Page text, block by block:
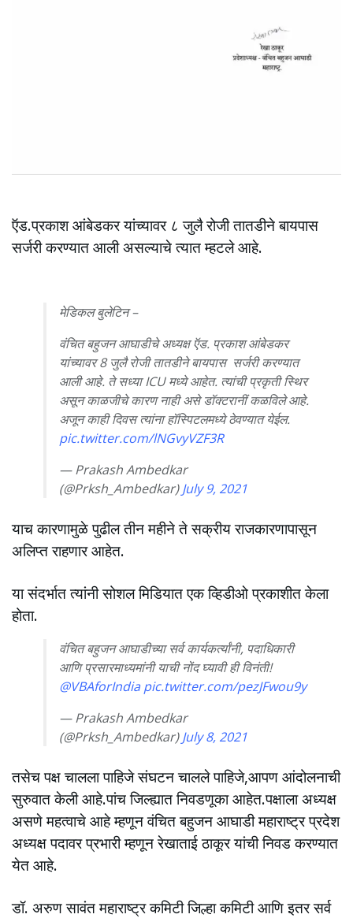
ऍड.प्रकाश आंबेडकर यांच्यावर ८ जुलै रोजी तातडीने बायपास
सर्जरी करण्यात आली असल्याचे त्यात म्हटले आहे.
मेडिकल बुलेटिन –
वंचित बहुजन आघाडीचे अध्यक्ष ऍड. प्रकाश आंबेडकर
यांच्यावर 8 जुलै रोजी तातडीने बायपास सर्जरी करण्यात
आली आहे. ते सध्या ICU मध्ये आहेत. त्यांची प्रकृती स्थिर
असून काळजीचे कारण नाही असे डॉक्टरानीं कळविले आहे.
अजून काही दिवस त्यांना हॉस्पिटलमध्ये ठेवण्यात येईल.
pic.twitter.com/lNGvyVZF3R
— Prakash Ambedkar
(@Prksh_Ambedkar)July 9, 2021
याच कारणामुळे पुढील तीन महीने ते सक्रीय राजकारणापासून
अलिप्त राहणार आहेत.
या संदर्भात त्यांनी सोशल मिडियात एक व्हिडीओ प्रकाशीत केला
होता.
वंचित बहुजन आघाडीच्या सर्व कार्यकर्त्यांनी, पदाधिकारी
आणि प्रसारमाध्यमांनी याची नोंद घ्यावी ही विनंती!
@VBAforIndia pic.twitter.com/pezJFwou9y
— Prakash Ambedkar
(@Prksh_Ambedkar)July 8, 2021
तसेच पक्ष चालला पाहिजे संघटन चालले पाहिजे,आपण आंदोलनाची
सुरुवात केली आहे.पांच जिल्ह्यात निवडणूका आहेत.पक्षाला अध्यक्ष
असणे महत्वाचे आहे म्हणून वंचित बहुजन आघाडी महाराष्ट्र प्रदेश
अध्यक्ष पदावर प्रभारी म्हणून रेखाताई ठाकूर यांची निवड करण्यात
येत आहे.
डॉ. अरुण सावंत महाराष्ट्र कमिटी जिल्हा कमिटी आणि इतर सर्व